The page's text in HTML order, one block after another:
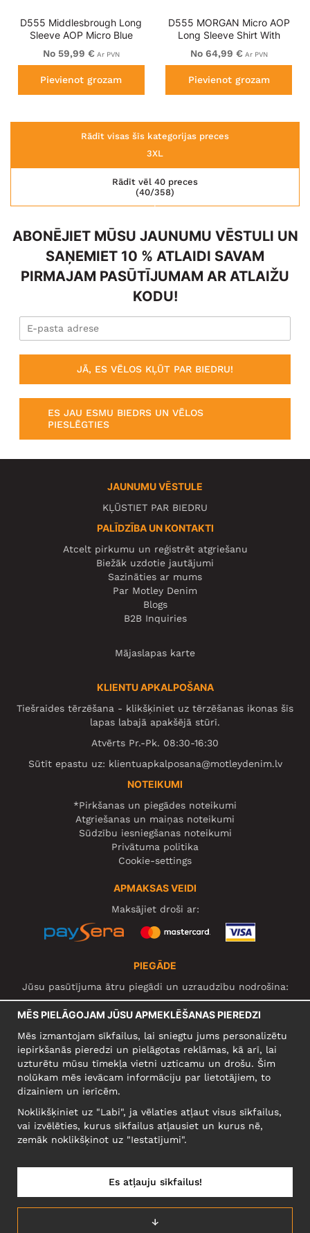
D555 Middlesbrough Long
Sleeve AOP Micro Blue
Shirt Navy
No 59,99 € Ar PVN
Pievienot grozam
D555 MORGAN Micro AOP
Long Sleeve Shirt With
Concealed Button Down
Collar Navy
No 64,99 € Ar PVN
Pievienot grozam
Rādīt visas šīs kategorijas preces
3XL
(40/358)
Rādīt vēl 40 preces
ABONĒJIET MŪSU JAUNUMU VĒSTULI UN
SAŅEMIET 10 % ATLAIDI SAVAM
PIRMAJAM PASŪTĪJUMAM AR ATLAIŽU
KODU!
JĀ, ES VĒLOS KĻŪT PAR BIEDRU!
ES JAU ESMU BIEDRS UN VĒLOS
PIESLĒGTIES
JAUNUMU VĒSTULE
KĻŪSTIET PAR BIEDRU
PALĪDZĪBA UN KONTAKTI
Atcelt pirkumu un reģistrēt atgriešanu
Biežāk uzdotie jautājumi
Sazināties ar mums
Par Motley Denim
Blogs
B2B Inquiries
Mājaslapas karte
KLIENTU APKALPOŠANA
Tiešraides tērzēšana - klikšķiniet uz tērzēšanas ikonas šīs
lapas labajā apakšējā stūrī.
Atvērts Pr.-Pk. 08:30-16:30
Sūtīt epastu uz: klientuapkalposana@motleydenim.lv
NOTEIKUMI
*Pirkšanas un piegādes noteikumi
Atgriešanas un maiņas noteikumi
Sūdzību iesniegšanas noteikumi
Privātuma politika
Cookie-settings
APMAKSAS VEIDI
Maksājiet droši ar:
PIEGĀDE
Jūsu pasūtījuma ātru piegādi un uzraudzību nodrošina:
SOCIĀLIE TĪKLI
Motley Denim Europe OÜ
Narva mnt 5, EE-10117 Tallinn
Reg: 12356245
Uzmanību! Nesūtiet preces atpakaļ uz šo adresi!
MĒS PIELĀGOJAM JŪSU APMEKLĒŠANAS PIEREDZI
Mēs izmantojam sīkfailus, lai sniegtu jums personalizētu
iepirkšanās pieredzi un pielāgotas reklāmas, kā arī, lai
uzturētu mūsu tīmekļa vietni uzticamu un drošu. Šim
nolūkam mēs ievācam informāciju par lietotājiem, to
dizainiem un ierīcēm.
Noklikšķiniet uz "Labi", ja vēlaties atļaut visus sīkfailus,
vai izvēlēties, kurus sīkfailus atļausiet un kurus nē,
zemāk noklikšķinot uz "Iestatījumi".
↓
Es atļauju sīkfailus!